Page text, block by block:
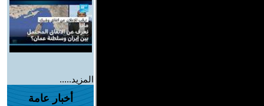
المزيد.....
أخبار عامة